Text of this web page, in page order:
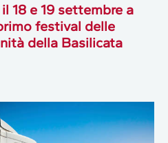
18 e 19 settembre a
festival delle
della Basilicata